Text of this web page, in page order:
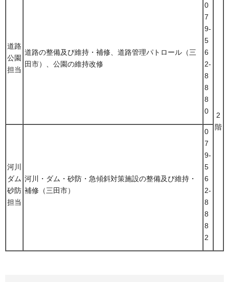
道路
公園
担当
道路の整備及び維持・補修、道路管理パトロール（三
田市）、公園の維持改修
0
7
9-
5
6
2-
8
8
8
0
2
階
河川
ダム
砂防
担当
河川・ダム・砂防・急傾斜対策施設の整備及び維持・
補修（三田市）
0
7
9-
5
6
2-
8
8
8
2